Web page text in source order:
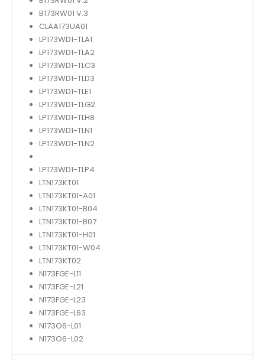
B173RW01 V.3
CLAA173UA01
LP173WD1-TLA1
LP173WD1-TLA2
LP173WD1-TLC3
LP173WD1-TLD3
LP173WD1-TLE1
LP173WD1-TLG2
LP173WD1-TLH8
LP173WD1-TLN1
LP173WD1-TLN2
LP173WD1-TLP4
LTN173KT01
LTN173KT01-A01
LTN173KT01-B04
LTN173KT01-B07
LTN173KT01-H01
LTN173KT01-W04
LTN173KT02
N173FGE-L11
N173FGE-L21
N173FGE-L23
N173FGE-L63
N173O6-L01
N173O6-L02